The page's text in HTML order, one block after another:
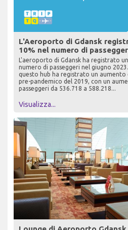
L'Aeroporto di Gdansk
10% nel numero di
L'aeroporto di Gdansk ha registrato
numero di passeggeri nel giugno
questo hub ha registrato un
pre-pandemico del 2019, con un
passeggeri da 536.718 a 588.218...
Visualizza...